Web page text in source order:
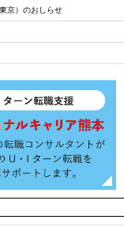
京）のおしらせ